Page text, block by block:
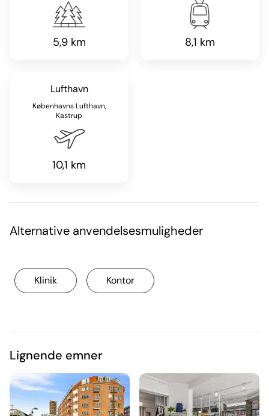
5,9 km 8,1 km
Lufthavn
Københavns Lufthavn,
Kastrup
10,1 km
Alternative anvendelsesmuligheder
Klinik Kontor
Lignende emner